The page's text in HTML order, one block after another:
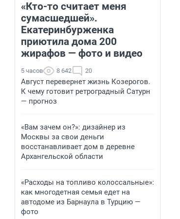
«Кто-то считает меня
сумасшедшей».
Екатеринбурженка
приютила дома 200
жирафов — фото и видео
5 часов 8 642 20
Август перевернет жизнь Козерогов.
К чему готовит ретроградный Сатурн
— прогноз
«Вам зачем он?»: дизайнер из
Москвы за свои деньги
восстанавливает дом в деревне
Архангельской области
«Расходы на топливо колоссальные»:
как многодетная семья едет на
автодоме из Барнаула в Турцию —
фото